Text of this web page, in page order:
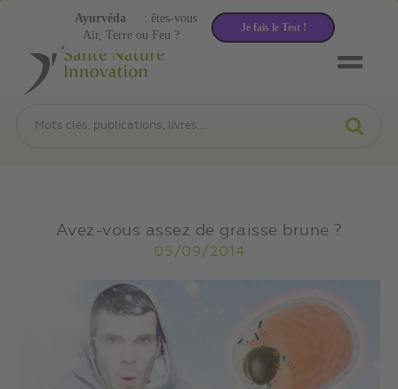
Avez-vous assez de graisse brune ?
05/09/2014
Air, Terre ou Feu ?
Ayurvéda : êtes-vous
Je fais le Test !